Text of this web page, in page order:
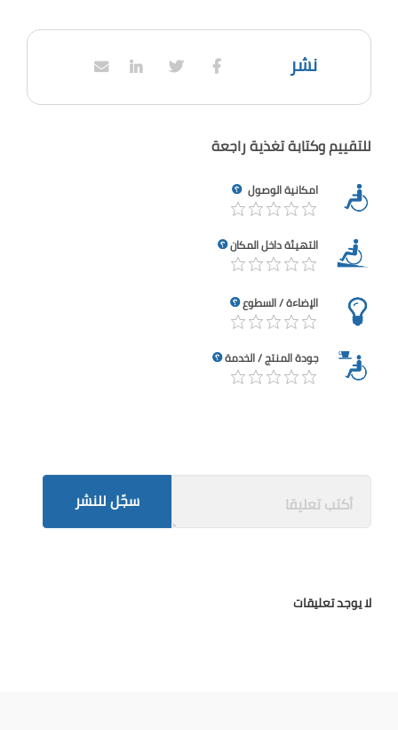
نشر
للتقييم وكتابة تغذية راجعة
امكانية الوصول
التهيئة داخل المكان
الإضاءة / السطوع
جودة المنتج / الخدمة
سجّل للنشر
لا يوجد تعليقات